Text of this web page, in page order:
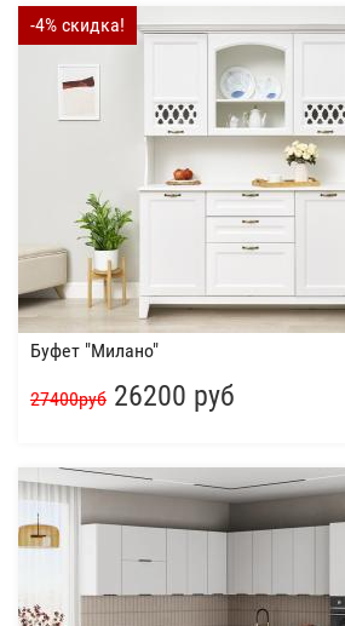
-4% скидка!
Буфет "Милано"
27400руб 26200 руб